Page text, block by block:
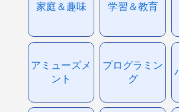
家庭＆趣味 学習＆教育
アミューズメ
ント
プログラミン
グ